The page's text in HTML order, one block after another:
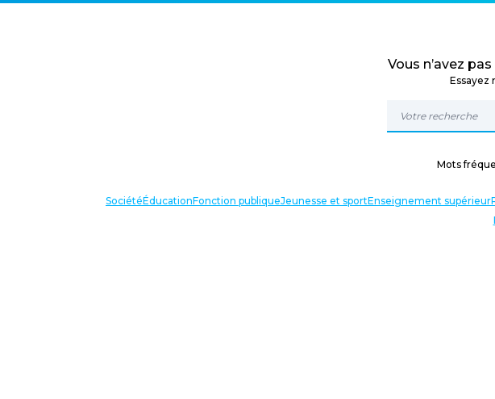
Vous n’avez
Essayez
Mots
SociétéÉducationFonction publiqueJeunesse et sportEnseignement supérieur